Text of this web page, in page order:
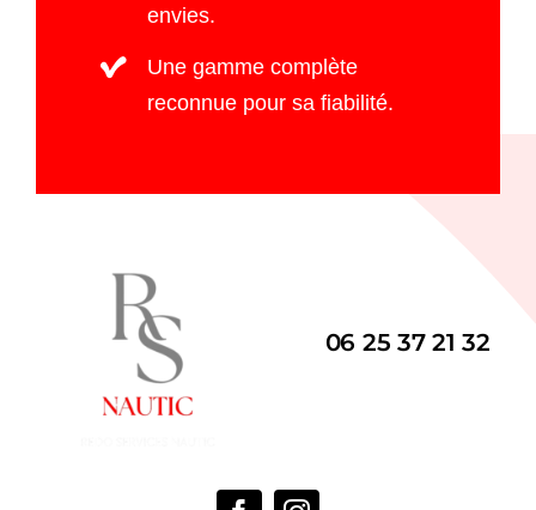
envies.
Une gamme complète
reconnue pour sa fiabilité.
06 25 37 21 32